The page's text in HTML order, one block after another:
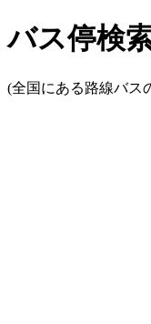
バス停検
(全国にある路線バス